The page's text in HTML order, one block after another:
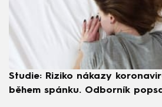
Studie: Riziko nákazy
během spánku. Odborník